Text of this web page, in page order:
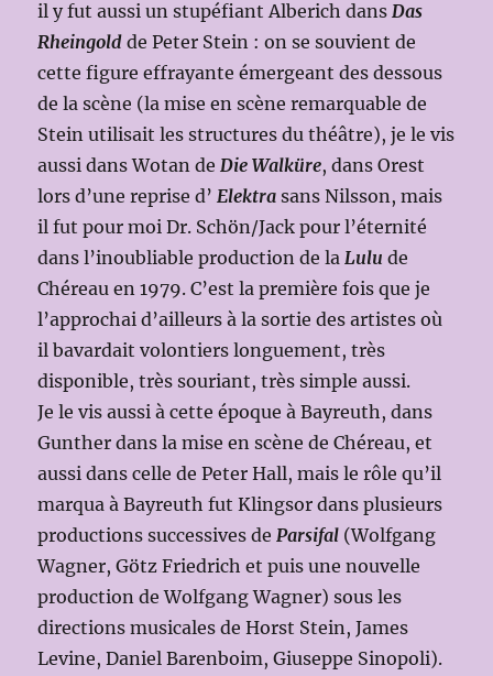
il y fut aussi un stupéfiant Alberich dans Das
Rheingold de Peter Stein : on se souvient de
cette figure effrayante émergeant des dessous
de la scène (la mise en scène remarquable de
Stein utilisait les structures du théâtre), je le vis
aussi dans Wotan de Die Walküre, dans Orest
lors d’une reprise d’ Elektra sans Nilsson, mais
il fut pour moi Dr. Schön/Jack pour l’éternité
dans l’inoubliable production de la Lulu de
Chéreau en 1979. C’est la première fois que je
l’approchai d’ailleurs à la sortie des artistes où
il bavardait volontiers longuement, très
disponible, très souriant, très simple aussi.
Je le vis aussi à cette époque à Bayreuth, dans
Gunther dans la mise en scène de Chéreau, et
aussi dans celle de Peter Hall, mais le rôle qu’il
marqua à Bayreuth fut Klingsor dans plusieurs
productions successives de Parsifal (Wolfgang
Wagner, Götz Friedrich et puis une nouvelle
production de Wolfgang Wagner) sous les
directions musicales de Horst Stein, James
Levine, Daniel Barenboim, Giuseppe Sinopoli).